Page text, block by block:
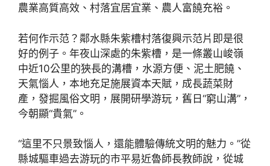
農業高質高效、村落宜居宜業、農人富饒充裕。
若何作示范？鄰水縣朱紫槽村落復興示范片即是很
好的例子。年夜山深處的朱紫槽，是一條叢山峻嶺
中近10公里的狹長的溝槽，水源方便、泥土肥饒、
天氣惱人，本地充足施展資本天賦，成長蔬菜財
產，發掘風俗文明，展開研學游玩，舊日“窮山溝”，
今朝顯“貴氣”。
“這里不只景致惱人，還能體驗傳統文明的魅力。”從
縣城驅車過去游玩的市平易近魯師長教師說，從城